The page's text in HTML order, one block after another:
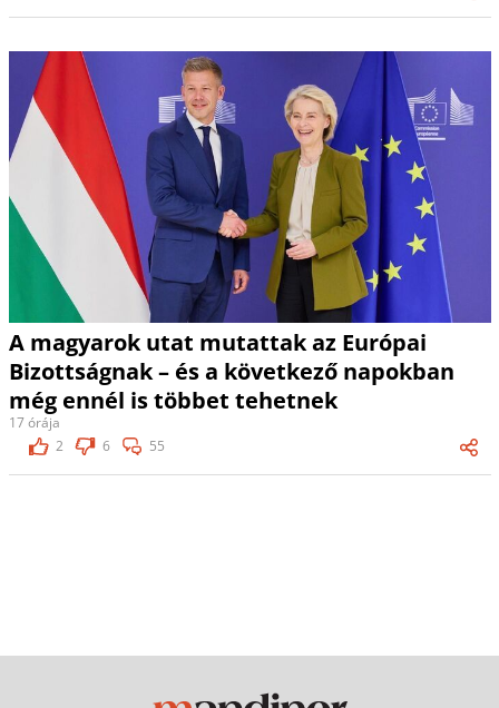
A magyarok utat mutattak az Európai
Bizottságnak – és a következő napokban
még ennél is többet tehetnek
17 órája
2
6 55